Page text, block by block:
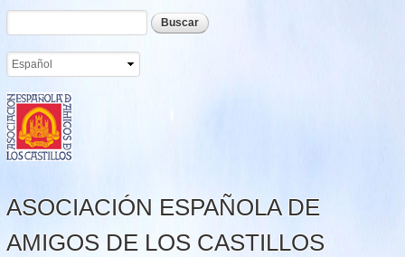
Pasar al
contenido
Formulario de búsqueda
Buscar
ASOCIACIÓN ESPAÑOLA DE
AMIGOS DE LOS CASTILLOS